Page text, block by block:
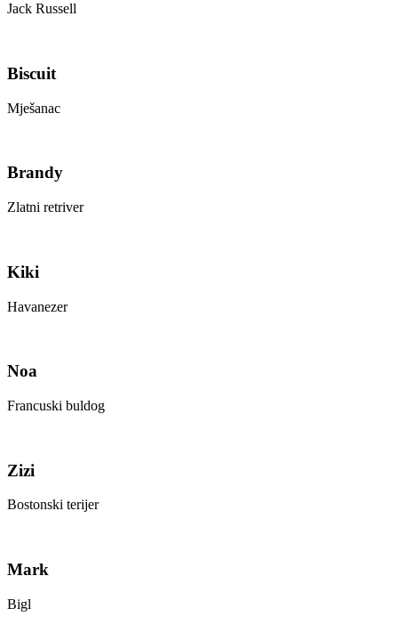
Jack Russell
Biscuit
Mješanac
Brandy
Zlatni retriver
Kiki
Havanezer
Noa
Francuski buldog
Zizi
Bostonski terijer
Mark
Bigl